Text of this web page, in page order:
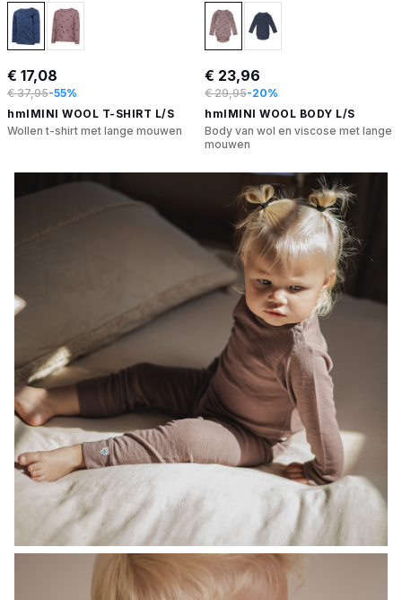
€ 17,08
€ 37,95-55%
hmlMINI WOOL T-SHIRT L/S
Wollen t-shirt met lange mouwen
€ 23,96
€ 29,95-20%
hmlMINI WOOL BODY L/S
Body van wol en viscose met lange
mouwen